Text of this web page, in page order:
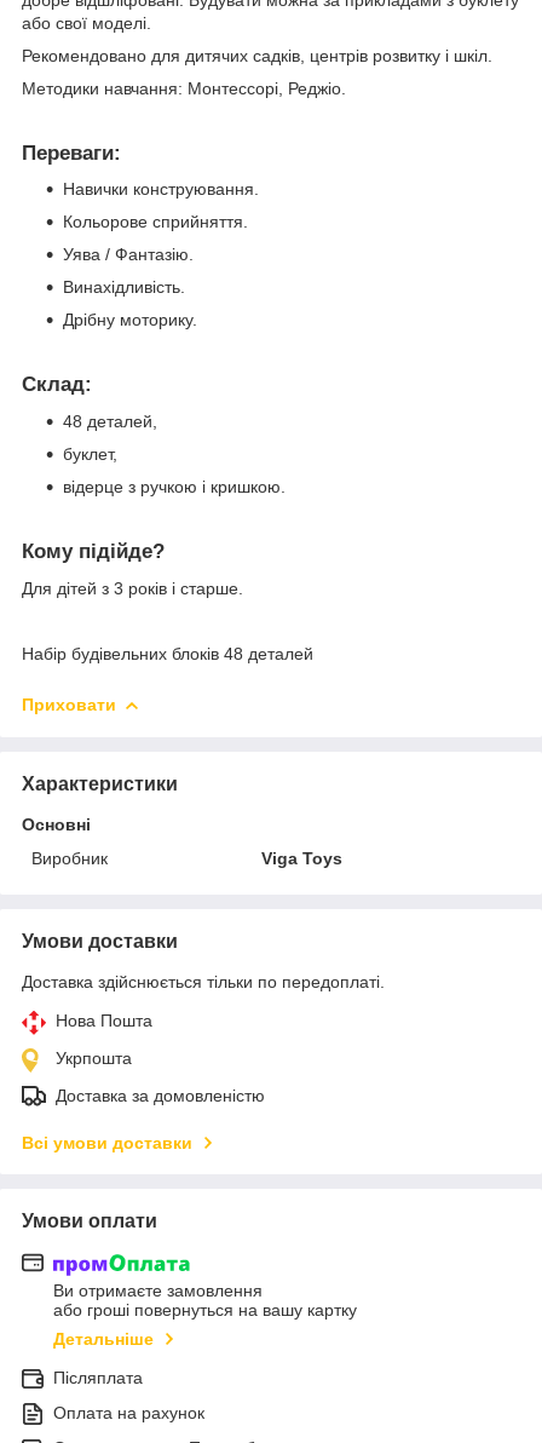
або свої моделі.
Рекомендовано для дитячих садків, центрів розвитку і шкіл.
Методики навчання: Монтессорі, Реджіо.
Переваги:
Навички конструювання.
Кольорове сприйняття.
Уява / Фантазію.
Винахідливість.
Дрібну моторику.
Склад:
48 деталей,
буклет,
відерце з ручкою і кришкою.
Кому підійде?
Для дітей з 3 років і старше.
Набір будівельних блоків 48 деталей
Приховати
Характеристики
Основні
Виробник
Viga Toys
Умови доставки
Доставка здійснюється тільки по передоплаті.
Нова Пошта
Укрпошта
Доставка за домовленістю
Всі умови доставки
Умови оплати
Ви отримаєте замовлення
або гроші повернуться на вашу картку
Детальніше
Післяплата
Оплата на рахунок